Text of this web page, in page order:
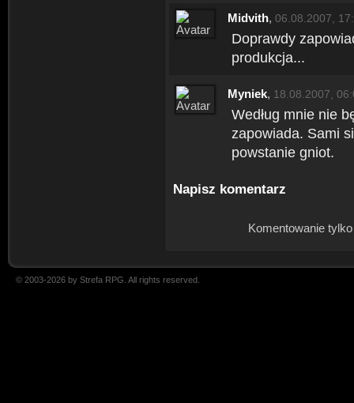
Midvith, 06.08.2007,
Doprawdy
produkcja...
Myniek, 18.08.2007,
Według mnie nie
zapowiada. Sami
powstanie gniot.
Napisz komentarz
Komentowanie
© 2003-2026 by Strefa RPG. All rights reserved.